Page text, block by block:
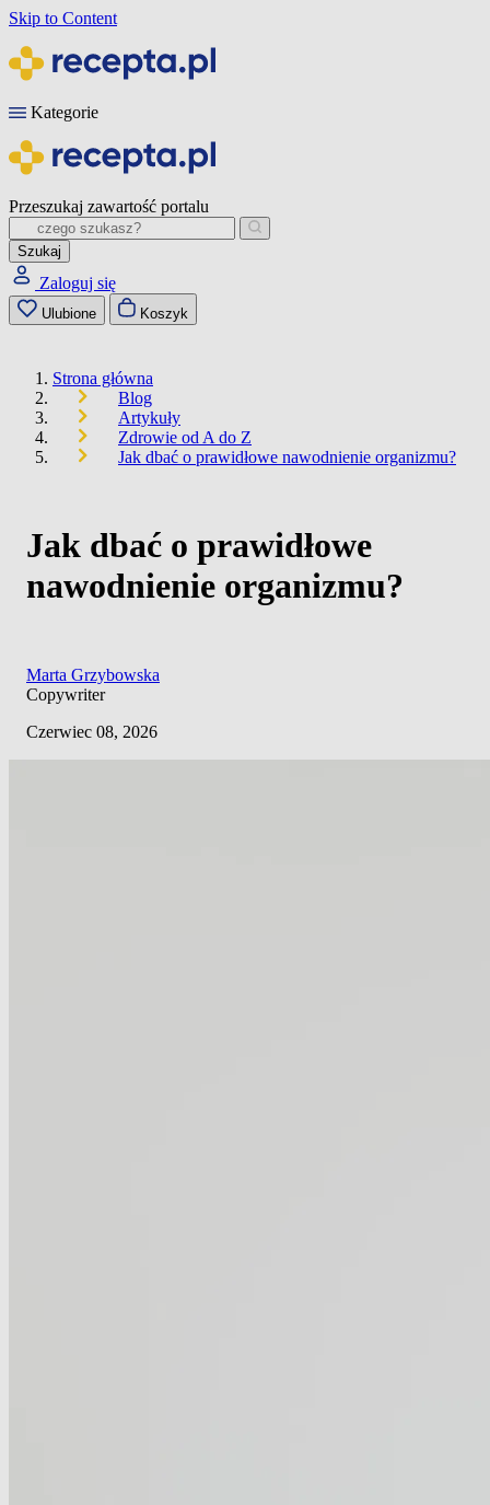
Skip to Content
Kategorie
Przeszukaj zawartość portalu
Szukaj
Zaloguj się
Ulubione Koszyk
Strona główna
Blog
Artykuły
Zdrowie od A do Z
Jak dbać o prawidłowe nawodnienie organizmu?
Jak dbać o prawidłowe
nawodnienie organizmu?
Marta Grzybowska
Copywriter
Czerwiec 08, 2026